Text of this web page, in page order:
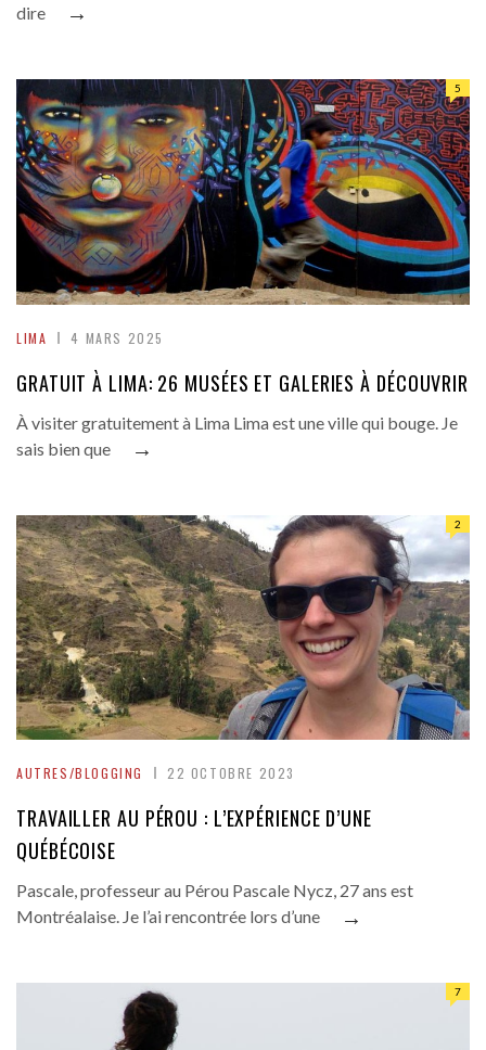
dire
→
LIMA 4 MARS 2025
5
GRATUIT À LIMA: 26 MUSÉES ET GALERIES À DÉCOUVRIR
À visiter gratuitement à Lima Lima est une ville qui bouge. Je
sais bien que
→
AUTRES/BLOGGING 22 OCTOBRE 2023
2
TRAVAILLER AU PÉROU : L’EXPÉRIENCE D’UNE
QUÉBÉCOISE
Pascale, professeur au Pérou Pascale Nycz, 27 ans est
Montréalaise. Je l’ai rencontrée lors d’une
→
7